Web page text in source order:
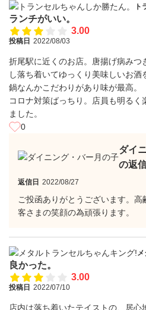
ト
ランチがいい。
3.00
投稿日 2022/08/03
折尾駅に近くのお店。唐揚げ病みつ
し落ち着いてゆっくり美味しいお酒
鍋なんかこだわりがあり味が最高。
コロナ対策ばっちり。店員も明るく
ました。
0
ダイ
の返
返信日 2022/08/27
ご投函ありがとうございます。
客さまの笑顔の為頑張ります。
良かった。
3.00
投稿日 2022/07/10
店内は落ち着いたテイストの、居心